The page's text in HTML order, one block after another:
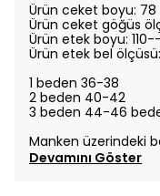
Ürün ceket boyu:
Ürün ceket göğüs
Ürün etek boyu:
Ürün etek bel
1 beden 36-38
2 beden 40-42
3 beden 44-46
Manken üzerindeki
Devamını Göster